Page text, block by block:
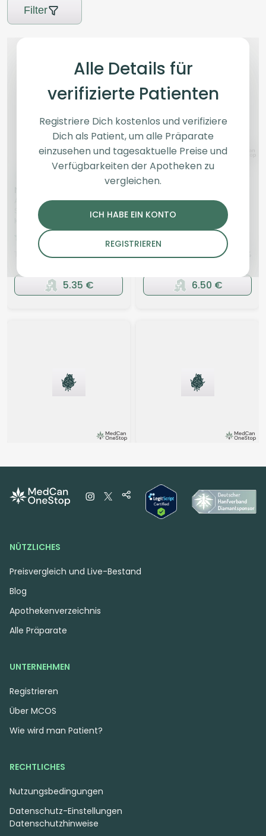
Filter
Alle Details für
verifizierte Patienten
Registriere Dich kostenlos und verifiziere
Dich als Patient, um alle Präparate
einzusehen und tagesaktuelle Preise und
Verfügbarkeiten der Apotheken zu
vergleichen.
ICH HABE EIN KONTO
REGISTRIEREN
Blüten
Amnesia Kush x Sherbert
Sockher vs Orange Cookies
Kush x Free World Chem
(85)
20% CBD:1
5.35 €
Sativa
Amnesia Kush x Sherbert
Sockher
THC:25 CBD:
6.50 €
Sockher
Double Z
3,4 (51)
Indica Blüten
Red Pop
NÜTZLICHES
Preisvergleich und Live-Bestand
Blog
Apothekenverzeichnis
Alle Präparate
UNTERNEHMEN
Registrieren
Über MCOS
Wie wird man Patient?
RECHTLICHES
Nutzungsbedingungen
Datenschutzhinweise
Datenschutz-Einstellungen